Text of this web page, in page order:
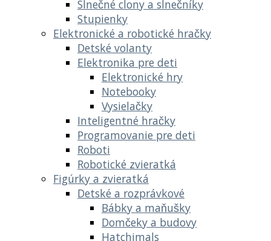
Slnečné clony a slnečníky
Stupienky
Elektronické a robotické hračky
Detské volanty
Elektronika pre deti
Elektronické hry
Notebooky
Vysielačky
Inteligentné hračky
Programovanie pre deti
Roboti
Robotické zvieratká
Figúrky a zvieratká
Detské a rozprávkové
Bábky a maňušky
Domčeky a budovy
Hatchimals